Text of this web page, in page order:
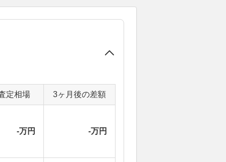
定相場 3ヶ月後の差額
-万円 -万円